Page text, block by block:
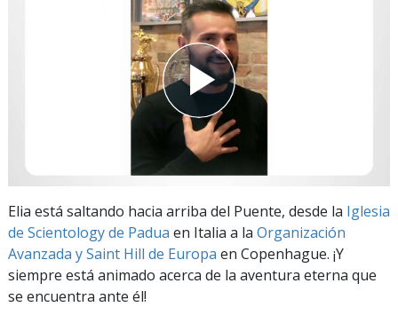
Elia está saltando hacia arriba del Puente, desde la Iglesia
de Scientology de Padua en Italia a la Organización
Avanzada y Saint Hill de Europa en Copenhague. ¡Y
siempre está animado acerca de la aventura eterna que
se encuentra ante él!